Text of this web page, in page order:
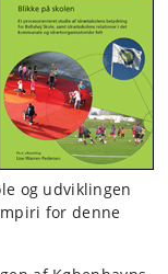
og udviklingen
for denne